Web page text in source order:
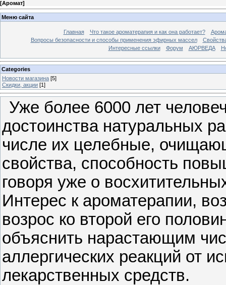
[Аромат]
Меню сайта
Главная Что такое ароматерапия и как она работает?
Вопросы безопасности и способы применения эфирных массел
Интересные ссылки
Форум АЮРВЕДА
Categories
Новости магазина [5]
Скидки, акции [1]
Уже более 6000 лет
достоинства натуральных
числе их целебные,
свойства, способность
говоря уже о
Интерес к ароматерапии,
возрос ко второй его
объяснить нарастающим
аллергических реакций от
лекарственных средств.